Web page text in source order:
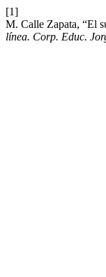
[1]
M. Calle Zapata, “El
línea. Corp. Educ.